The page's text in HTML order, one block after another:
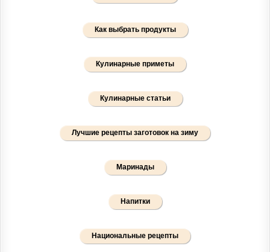
Как выбрать продукты
Кулинарные приметы
Кулинарные статьи
Лучшие рецепты заготовок на зиму
Маринады
Напитки
Национальные рецепты